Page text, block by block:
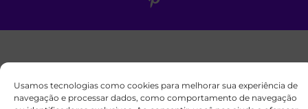
Usamos tecnologias como cookies para melhorar sua experiência de
navegação e processar dados, como comportamento de navegação